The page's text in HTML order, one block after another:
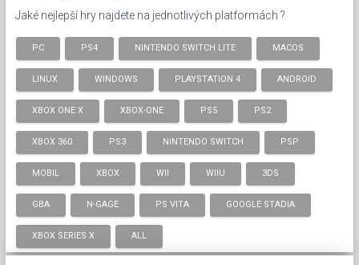
Jaké nejlepší hry najdete na jednotlivých platformách ?
PC PS4 NINTENDO SWITCH LITE MACOS
LINUX WINDOWS PLAYSTATION 4 ANDROID
XBOX ONE X XBOX-ONE PS5 PS2
XBOX 360 PS3 NINTENDO SWITCH PSP
MOBIL XBOX WII WIIU 3DS
GBA N-GAGE PS VITA GOOGLE STADIA
XBOX SERIES X ALL